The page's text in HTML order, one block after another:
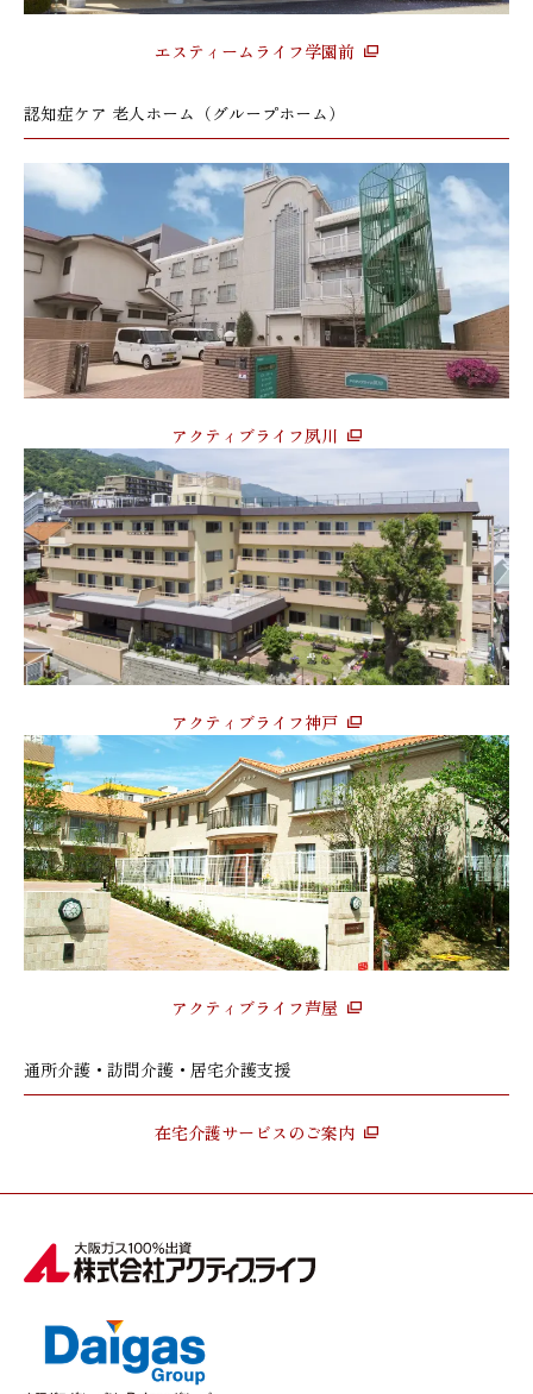
エスティームライフ学園前
認知症ケア 老人ホーム（グループホーム）
アクティブライフ夙川
アクティブライフ神戸
アクティブライフ芦屋
通所介護・訪問介護・居宅介護支援
在宅介護サービスのご案内